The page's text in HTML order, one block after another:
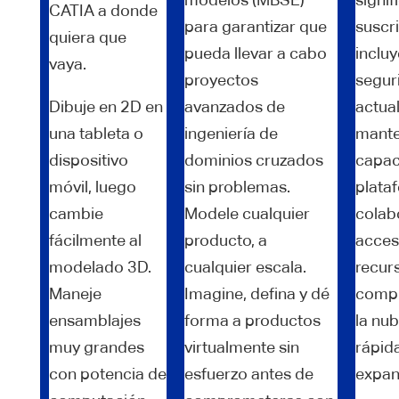
CATIA a donde
quiera que
vaya.
Dibuje en 2D en
una tableta o
dispositivo
móvil, luego
cambie
fácilmente al
modelado 3D.
Maneje
ensamblajes
muy grandes
con potencia de
para garantizar que
pueda llevar a cabo
proyectos
avanzados de
ingeniería de
dominios cruzados
sin problemas.
Modele cualquier
producto, a
cualquier escala.
Imagine, defina y dé
forma a productos
virtualmente sin
esfuerzo antes de
la